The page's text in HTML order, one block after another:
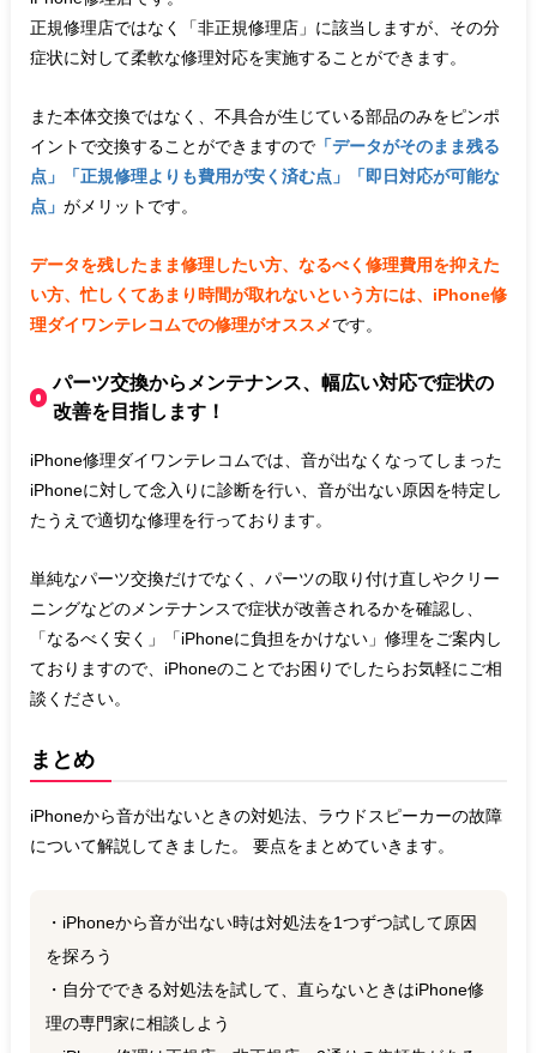
正規修理店ではなく「非正規修理店」に該当しますが、その分
症状に対して柔軟な修理対応を実施することができます。
また本体交換ではなく、不具合が生じている部品のみをピンポ
イントで交換することができますので「データがそのまま残る
点」「正規修理よりも費用が安く済む点」「即日対応が可能な
点」 がメリットです。
データを残したまま修理したい方、なるべく修理費用を抑えた
い方、忙しくてあまり時間が取れないという方には、iPhone修
理ダイワンテレコムでの修理がオススメです。
パーツ交換からメンテナンス、幅広い対応で症状の
改善を目指します！
iPhone修理ダイワンテレコムでは、音が出なくなってしまった
iPhoneに対して念入りに診断を行い、音が出ない原因を特定し
たうえで適切な修理を行っております。
単純なパーツ交換だけでなく、パーツの取り付け直しやクリー
ニングなどのメンテナンスで症状が改善されるかを確認し、
「なるべく安く」「iPhoneに負担をかけない」修理をご案内し
ておりますので、iPhoneのことでお困りでしたらお気軽にご相
談ください。
まとめ
iPhoneから音が出ないときの対処法、ラウドスピーカーの故障
について解説してきました。 要点をまとめていきます。
・iPhoneから音が出ない時は対処法を1つずつ試して原因
を探ろう
・自分でできる対処法を試して、直らないときはiPhone修
理の専門家に相談しよう